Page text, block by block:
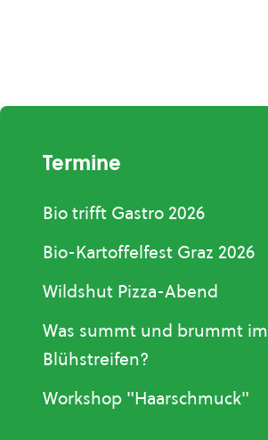
Termine
Bio trifft Gastro 2026
Bio-Kartoffelfest Graz 2026
Wildshut Pizza-Abend
Was summt und brummt im
Blühstreifen?
Workshop "Haarschmuck"